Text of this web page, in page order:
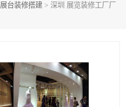
展台装修搭建 > 深圳 展览装修工厂厂
展会服务